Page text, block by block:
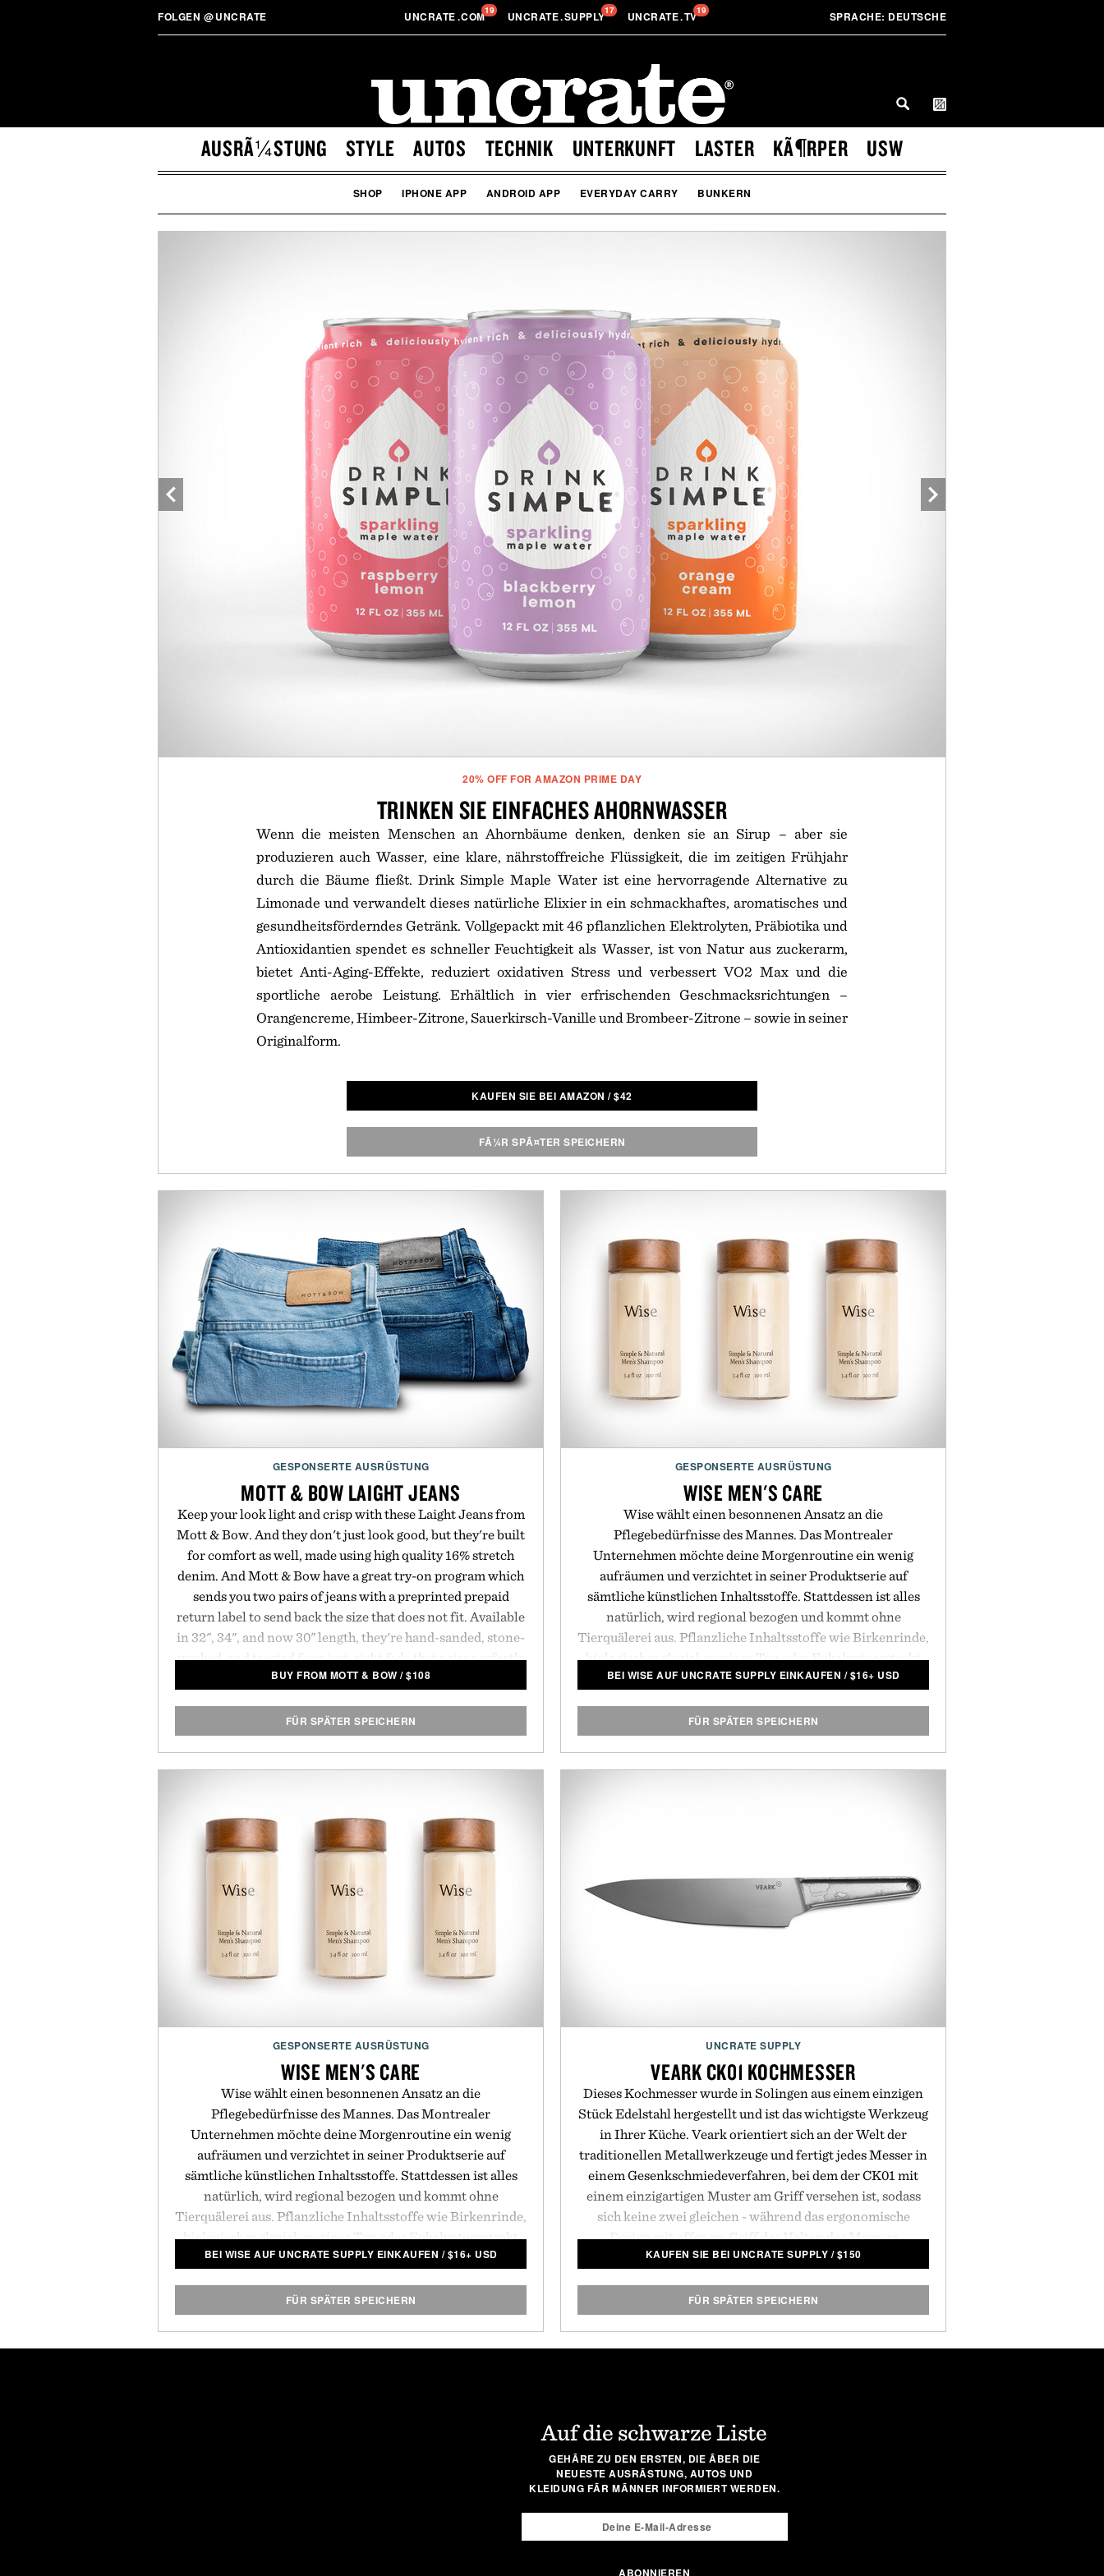
FOLGEN @UNCRATE UNCRATE.COM19 UNCRATE.SUPPLY17 UNCRATE.TV19 SPRACHE: DEUTSCHE
AUSRÃ¼STUNG STYLE AUTOS TECHNIK UNTERKUNFT LASTER KÃ¶RPER USW
SHOP IPHONE APP ANDROID APP EVERYDAY CARRY BUNKERN
20% OFF FOR AMAZON PRIME DAY
TRINKEN SIE EINFACHES AHORNWASSER
Wenn die meisten Menschen an Ahornbäume denken, denken sie an Sirup – aber sie
produzieren auch Wasser, eine klare, nährstoffreiche Flüssigkeit, die im zeitigen Frühjahr
durch die Bäume fließt. Drink Simple Maple Water ist eine hervorragende Alternative zu
Limonade und verwandelt dieses natürliche Elixier in ein schmackhaftes, aromatisches und
gesundheitsförderndes Getränk. Vollgepackt mit 46 pflanzlichen Elektrolyten, Präbiotika und
Antioxidantien spendet es schneller Feuchtigkeit als Wasser, ist von Natur aus zuckerarm,
bietet Anti-Aging-Effekte, reduziert oxidativen Stress und verbessert VO2 Max und die
sportliche aerobe Leistung. Erhältlich in vier erfrischenden Geschmacksrichtungen –
Orangencreme, Himbeer-Zitrone, Sauerkirsch-Vanille und Brombeer-Zitrone – sowie in seiner
Originalform.
KAUFEN SIE BEI AMAZON /$42
FÃ¼R SPÃ¤TER SPEICHERN
GESPONSERTE AUSRÜSTUNG
MOTT & BOW LAIGHT JEANS
Keep your look light and crisp with these Laight Jeans from
Mott & Bow. And they don't just look good, but they're built
for comfort as well, made using high quality 16% stretch
denim. And Mott & Bow have a great try-on program which
sends you two pairs of jeans with a preprinted prepaid
return label to send back the size that does not fit. Available
in 32", 34", and now 30" length, they're hand-sanded, stone-
washed, and treated for a just-right fade that pairs perfectly
with bright spring and summer tops and requires no break-
Presented by Mott & Bow.
BUY FROM MOTT & BOW /$108
FÜR SPÄTER SPEICHERN
GESPONSERTE AUSRÜSTUNG
WISE MEN'S CARE
Wise wählt einen besonnenen Ansatz an die
Pflegebedürfnisse des Mannes. Das Montrealer
Unternehmen möchte deine Morgenroutine ein wenig
aufräumen und verzichtet in seiner Produktserie auf
sämtliche künstlichen Inhaltsstoffe. Stattdessen ist alles
natürlich, wird regional bezogen und kommt ohne
Tierquälerei aus. Pflanzliche Inhaltsstoffe wie Birkenrinde,
biologischer glazial-mariner Ton oder Eukalyptusextrakt
sind nur ein paar Beispiele der Stoffe, die in der gesamten
und auffüllbaren Glasbehältern aufbewahrte
Glazial-Ton-Pomade, und dieRotahormcreme-Pomadesind
BEI WISE AUF UNCRATE SUPPLY EINKAUFEN /$16+ USD
FÜR SPÄTER SPEICHERN
GESPONSERTE AUSRÜSTUNG
WISE MEN'S CARE
Wise wählt einen besonnenen Ansatz an die
Pflegebedürfnisse des Mannes. Das Montrealer
Unternehmen möchte deine Morgenroutine ein wenig
aufräumen und verzichtet in seiner Produktserie auf
sämtliche künstlichen Inhaltsstoffe. Stattdessen ist alles
natürlich, wird regional bezogen und kommt ohne
Tierquälerei aus. Pflanzliche Inhaltsstoffe wie Birkenrinde,
biologischer glazial-mariner Ton oder Eukalyptusextrakt
sind nur ein paar Beispiele der Stoffe, die in der gesamten
und auffüllbaren Glasbehältern aufbewahrte
Glazial-Ton-Pomade, und dieRotahormcreme-Pomadesind
BEI WISE AUF UNCRATE SUPPLY EINKAUFEN /$16+ USD
FÜR SPÄTER SPEICHERN
UNCRATE SUPPLY
VEARK CK01 KOCHMESSER
Dieses Kochmesser wurde in Solingen aus einem einzigen
Stück Edelstahl hergestellt und ist das wichtigste Werkzeug
in Ihrer Küche. Veark orientiert sich an der Welt der
traditionellen Metallwerkzeuge und fertigt jedes Messer in
einem Gesenkschmiedeverfahren, bei dem der CK01 mit
einem einzigartigen Muster am Griff versehen ist, sodass
sich keine zwei gleichen - während das ergonomische
Design mit offenem Griff das Halten des Messers
ermöglicht Direkt am Gleichgewichtspunkt für einen
Härte von 58 - so dass es schärfer ist als die meisten seiner
Konkurrenten, so dass es für nahezu jede Küchenaufgabe
KAUFEN SIE BEI UNCRATE SUPPLY /$150
FÜR SPÄTER SPEICHERN
Auf die schwarze Liste
GEHÃRE ZU DEN ERSTEN, DIE ÃBER DIE
NEUESTE AUSRÃSTUNG, AUTOS UND
KLEIDUNG FÃR MÃNNER INFORMIERT WERDEN.